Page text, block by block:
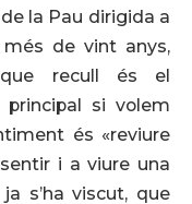
la Pau dirigida a
més de vint anys,
recull és el
si volem
és «reviure
i a viure una
s’ha viscut, que